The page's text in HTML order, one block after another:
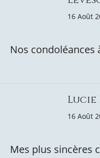
16 Août
Nos
Lucie
16 Août
Mes plus sincères